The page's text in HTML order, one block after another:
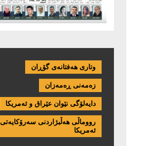
وتاری هەفتانەی گۆڕان
زەمەنی ڕەمەزان
دایەلۆگی نێوان عێراق و ئەمریكا
رووماڵی هەڵبژاردنی سەرۆکایەتی
ئەمریکا